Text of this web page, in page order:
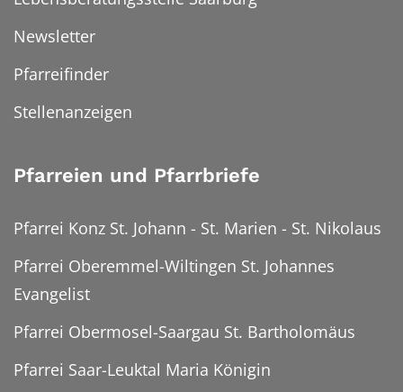
Newsletter
Pfarreifinder
Stellenanzeigen
Pfarreien und Pfarrbriefe
Pfarrei Konz St. Johann - St. Marien - St. Nikolaus
Pfarrei Oberemmel-Wiltingen St. Johannes
Evangelist
Pfarrei Obermosel-Saargau St. Bartholomäus
Pfarrei Saar-Leuktal Maria Königin